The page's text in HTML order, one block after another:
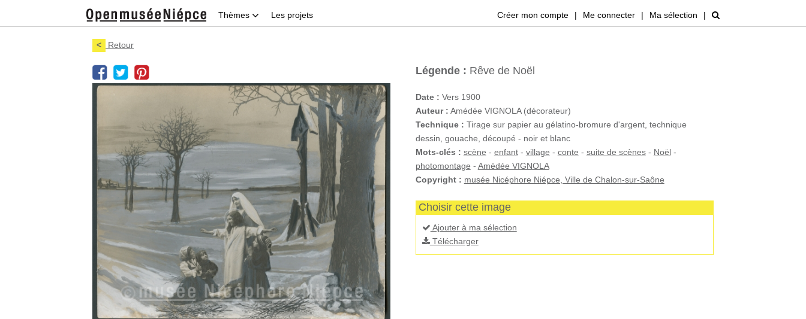
Thèmes Les projets Créer mon compte | Me connecter | Ma sélection |
< Retour
Légende : Rêve de Noël
Date : Vers 1900
Auteur : Amédée VIGNOLA (décorateur)
Technique : Tirage sur papier au gélatino-bromure d'argent, technique
dessin, gouache, découpé - noir et blanc
Mots-clés : scène - enfant- village - conte - suite de scènes- Noël-
photomontage - Amédée VIGNOLA
Copyright : musée Nicéphore Niépce, Ville de Chalon-sur-Saône
Choisir cette image
Ajouter à ma sélection
Télécharger